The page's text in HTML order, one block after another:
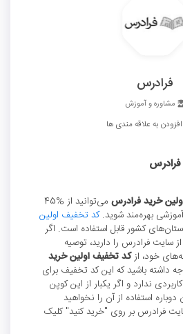
فرادرس
مشاوره و آموزش
افزودن به علاقه مندی ها
خرید فرادرس
می‌توانید از %45
بهره‌مند ‌شوید.کد تخفیف اولین
کشور قابل استفاده است. اگر
سایت فرادرس را دارید، توصیه
خود، ازکد تخفیف اولین خرید
داشته باشید که این کد تخفیف برای
ندارد و اگر یکبار از این کوپن
دوباره استفاده از آن را نخواهید
فرادرس بر روی "خرید کنید" کلیک